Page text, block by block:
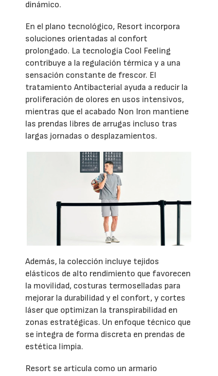
dinámico.
En el plano tecnológico, Resort incorpora
soluciones orientadas al confort
prolongado. La tecnología Cool Feeling
contribuye a la regulación térmica y a una
sensación constante de frescor. El
tratamiento Antibacterial ayuda a reducir la
proliferación de olores en usos intensivos,
mientras que el acabado Non Iron mantiene
las prendas libres de arrugas incluso tras
largas jornadas o desplazamientos.
Además, la colección incluye tejidos
elásticos de alto rendimiento que favorecen
la movilidad, costuras termoselladas para
mejorar la durabilidad y el confort, y cortes
láser que optimizan la transpirabilidad en
zonas estratégicas. Un enfoque técnico que
se integra de forma discreta en prendas de
estética limpia.
Resort se articula como un armario